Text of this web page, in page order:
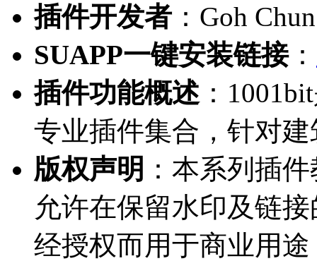
插件开发者 ：Goh
SUAPP一键安装链接：
插件功能概述 ：
专业插件集合，针对
版权声明 ：本系列插
允许在保留水印及链
经授权而用于商业用